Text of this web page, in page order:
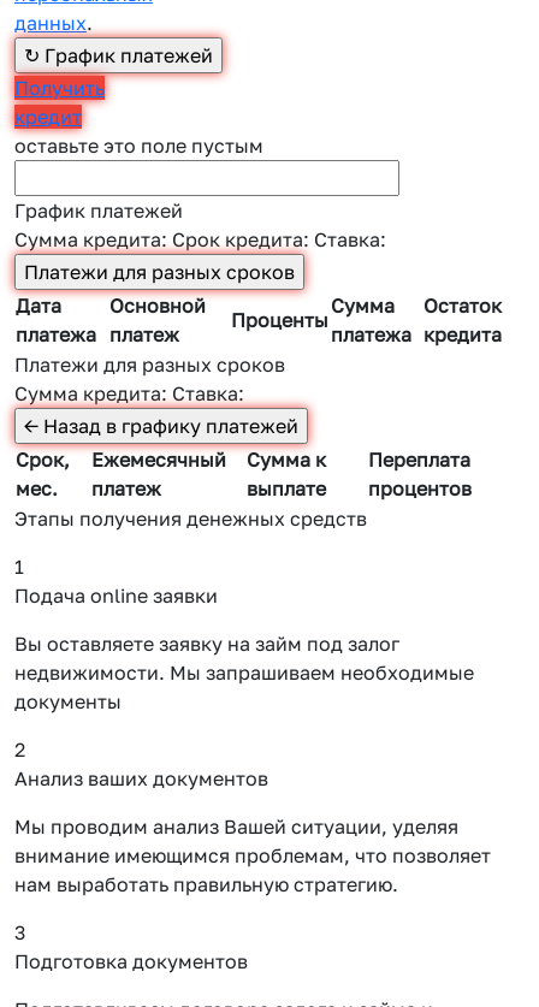
данных.
Получить
кредит
оставьте это поле пустым
График платежей
Сумма кредита: Срок кредита: Ставка:
Дата
платежа
Основной
платеж
Проценты
Сумма
платежа
Остаток
кредита
Платежи для разных сроков
Сумма кредита: Ставка:
Срок,
мес.
Ежемесячный
платеж
Сумма к
выплате
Переплата
процентов
Этапы получения денежных средств
1
Подача online заявки
Вы оставляете заявку на займ под залог
недвижимости. Мы запрашиваем необходимые
документы
2
Анализ ваших документов
Мы проводим анализ Вашей ситуации, уделяя
внимание имеющимся проблемам, что позволяет
нам выработать правильную стратегию.
3
Подготовка документов